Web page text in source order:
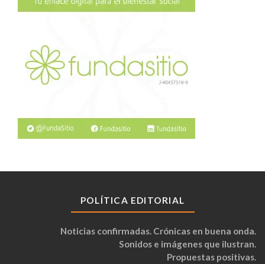
POLÍTICA EDITORIAL
Noticias confirmadas. Crónicas en buena onda.
Sonidos e imágenes que ilustran.
Propuestas positivas.